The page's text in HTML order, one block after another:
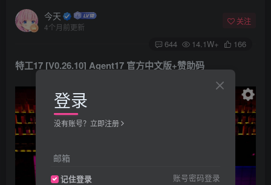
今天
4个月前更新
关注
644 14.1W+ 166
特工17 [V0.26.10] Agent17 官方中文版+赞助码
登录
没有账号？立即注册
邮箱
记住登录 账号密码登录